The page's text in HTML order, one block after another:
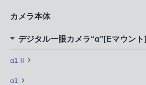
カメラ本体
デジタル一眼カメラ“α”[Eマウント]
α1 II
α1